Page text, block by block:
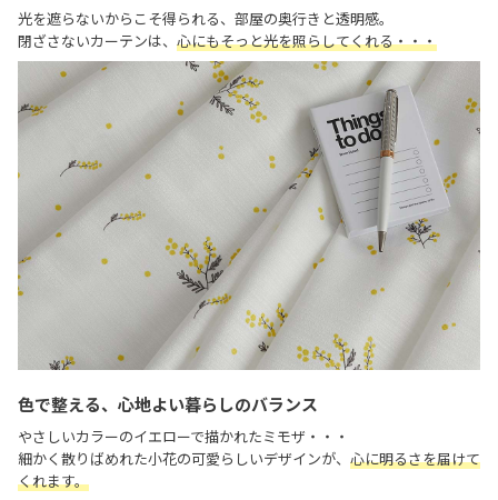
光を遮らないからこそ得られる、部屋の奥行きと透明感。
閉ざさないカーテンは、 心にもそっと光を照らしてくれる・・・
色で整える、心地よい暮らしのバランス
やさしいカラーのイエローで描かれたミモザ・・・
細かく散りばめれた小花の可愛らしいデザインが、 心に明るさを届けて
くれます。